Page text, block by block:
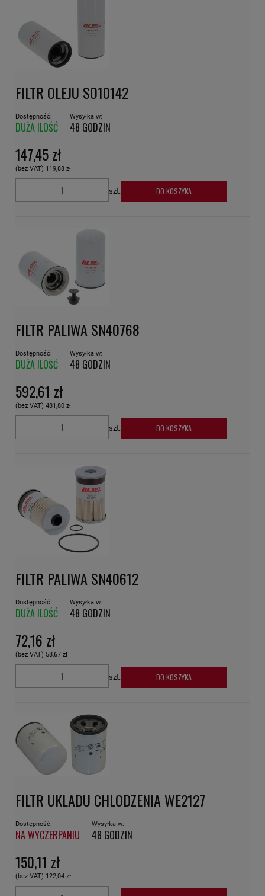
FILTR OLEJU SO10142
Dostępność:
DUŻA ILOŚĆ
Wysyłka w:
48 GODZIN
147,45 zł
(bez VAT) 119,88 zł
szt. DO KOSZYKA
FILTR PALIWA SN40768
Dostępność:
DUŻA ILOŚĆ
Wysyłka w:
48 GODZIN
592,61 zł
(bez VAT) 481,80 zł
szt. DO KOSZYKA
FILTR PALIWA SN40612
Dostępność:
DUŻA ILOŚĆ
Wysyłka w:
48 GODZIN
72,16 zł
(bez VAT) 58,67 zł
szt. DO KOSZYKA
FILTR UKLADU CHLODZENIA WE2127
Dostępność:
NA WYCZERPANIU
Wysyłka w:
48 GODZIN
150,11 zł
(bez VAT) 122,04 zł